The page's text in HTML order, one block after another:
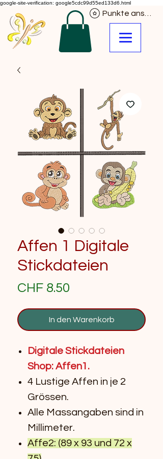
google-site-verification: google5cdc99d55ed133d6.html
Affen 1 Digitale
Stickdateien
CHF 8.50
In den Warenkorb
Digitale Stickdateien
Shop: Affen1.
4 Lustige Affen in je 2
Grössen.
Alle Massangaben sind in
Millimeter.
Affe2: (89 x 93 und 72 x